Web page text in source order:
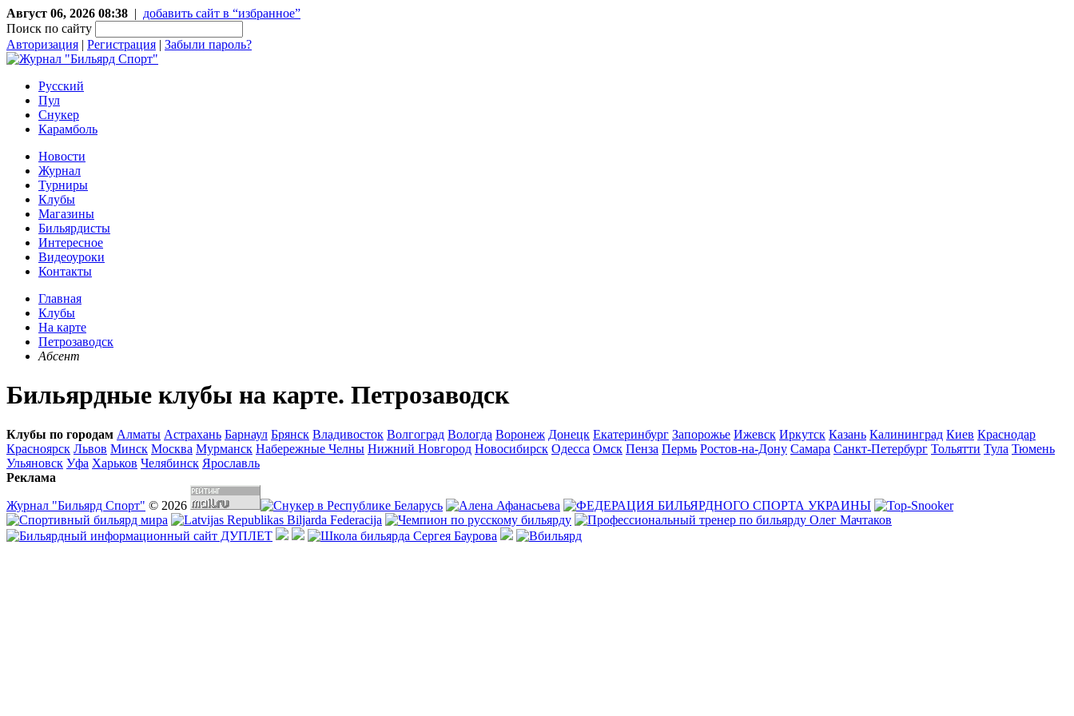
Август 06, 2026 08:38 | добавить сайт в “избранное”
Поиск по сайту
Авторизация | Регистрация | Забыли пароль?
Русский
Пул
Снукер
Карамболь
Новости
Журнал
Турниры
Клубы
Магазины
Бильярдисты
Интересное
Видеоуроки
Контакты
Главная
Клубы
На карте
Петрозаводск
Абсент
Бильярдные клубы на карте. Петрозаводск
Клубы по городам Алматы Астрахань Барнаул Брянск Владивосток Волгоград Вологда Воронеж Донецк Екатеринбург Запорожье Ижевск Иркутск Казань Калининград Киев Краснодар
Красноярск Львов Минск Москва Мурманск Набережные Челны Нижний Новгород Новосибирск Одесса Омск Пенза Пермь Ростов-на-Дону Самара Санкт-Петербург Тольятти Тула Тюмень
Ульяновск Уфа Харьков Челябинск Ярославль
Реклама
Журнал "Бильярд Спорт" © 2026